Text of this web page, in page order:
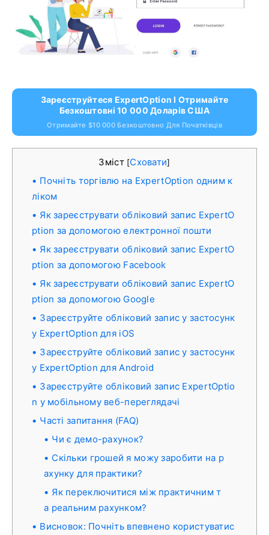
Зареєструйтеся ExpertOption І Отримайте
Безкоштовні 10 000 Доларів США
Отримайте $10 000 Безкоштовно Для Початківців
Зміст [Сховати]
Почніть торгівлю на ExpertOption одним к
ліком
Як зареєструвати обліковий запис ExpertO
ption за допомогою електронної пошти
Як зареєструвати обліковий запис ExpertO
ption за допомогою Facebook
Як зареєструвати обліковий запис ExpertO
ption за допомогою Google
Зареєструйте обліковий запис у застосунк
у ExpertOption для iOS
Зареєструйте обліковий запис у застосунк
у ExpertOption для Android
Зареєструйте обліковий запис ExpertOptio
n у мобільному веб-переглядачі
Часті запитання (FAQ)
Чи є демо-рахунок?
Скільки грошей я можу заробити на р
ахунку для практики?
Як переключитися між практичним т
а реальним рахунком?
Висновок: Почніть впевнено користуватис